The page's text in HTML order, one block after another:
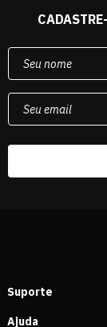
Suporte
Ajuda